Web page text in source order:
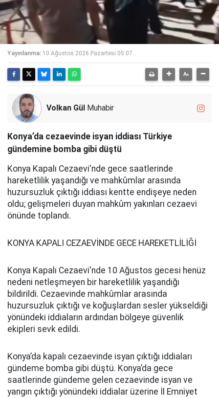
Yayınlanma: 10 Ağustos 2026 Pazartesi 05:07
Volkan Gül Muhabir
Konya’da cezaevinde isyan iddiası Türkiye
gündemine bomba gibi düştü
Konya Kapalı Cezaevi'nde gece saatlerinde
hareketlilik yaşandığı ve mahkûmlar arasında
huzursuzluk çıktığı iddiası kentte endişeye neden
oldu; gelişmeleri duyan mahkûm yakınları cezaevi
önünde toplandı.
KONYA KAPALI CEZAEVİNDE GECE HAREKETLİLİĞİ
Konya Kapalı Cezaevi'nde 10 Ağustos gecesi henüz
nedeni netleşmeyen bir hareketlilik yaşandığı
bildirildi. Cezaevinde mahkûmlar arasında
huzursuzluk çıktığı ve koğuşlardan sesler yükseldiği
yönündeki iddiaların ardından bölgeye güvenlik
ekipleri sevk edildi.
Konya’da kapalı cezaevinde isyan çıktığı iddiaları
gündeme bomba gibi düştü. Konya’da gece
saatlerinde gündeme gelen cezaevinde isyan ve
yangın çıktığı yönündeki iddialar üzerine İl Emniyet